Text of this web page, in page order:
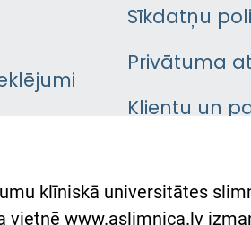
Sīkdatņu
Privātuma
Klientu un
Austrumu
atbalsts
klīniskā universitātes
vietnē www.aslimnica.lv